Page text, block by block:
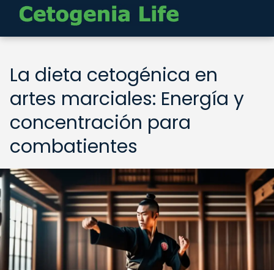
La dieta cetogénica en
artes marciales: Energía y
concentración para
combatientes